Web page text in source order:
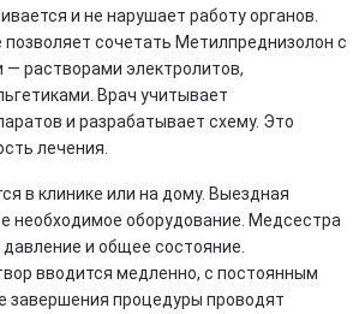
и не нарушает работу органов.
позволяет сочетать Метилпреднизолон с
— растворами электролитов,
Врач учитывает
и разрабатывает схему. Это
лечения.
в клинике или на дому. Выездная
необходимое оборудование. Медсестра
и общее состояние.
вводится медленно, с постоянным
завершения процедуры проводят